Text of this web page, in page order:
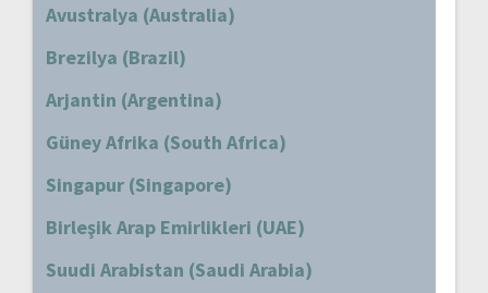
Avustralya (Australia)
Brezilya (Brazil)
Arjantin (Argentina)
Güney Afrika (South Africa)
Singapur (Singapore)
Birleşik Arap Emirlikleri (UAE)
Suudi Arabistan (Saudi Arabia)